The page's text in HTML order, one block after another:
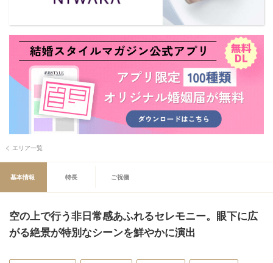
エリア一覧
基本情報 特長 ご祝儀
空の上で行う非日常感あふれるセレモニー。眼下に広
がる絶景が特別なシーンを鮮やかに演出